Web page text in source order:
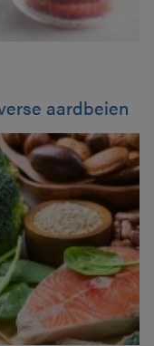
aardbeien